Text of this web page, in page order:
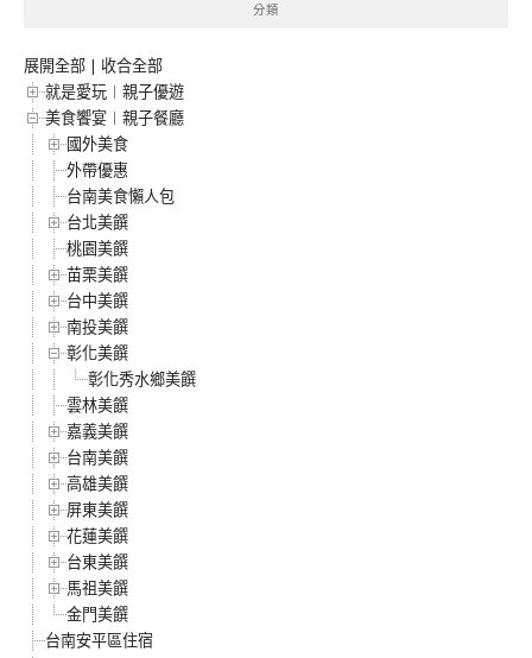
分類
展開全部 | 收合全部
就是愛玩︱親子優遊
美食饗宴︱親子餐廳
國外美食
外帶優惠
台南美食懶人包
台北美饌
桃園美饌
苗栗美饌
台中美饌
南投美饌
彰化美饌
彰化秀水鄉美饌
雲林美饌
嘉義美饌
台南美饌
高雄美饌
屏東美饌
花蓮美饌
台東美饌
馬祖美饌
金門美饌
台南安平區住宿